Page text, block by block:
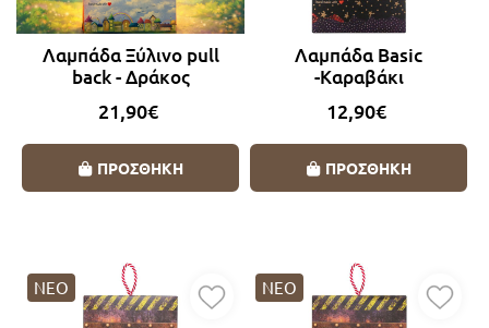
Λαμπάδα Ξύλινο pull
back - Δράκος
21,90€
ΠΡΟΣΘΗΚΗ
Λαμπάδα Basic
-Καραβάκι
12,90€
ΠΡΟΣΘΗΚΗ
ΝΕΟ ΝΕΟ